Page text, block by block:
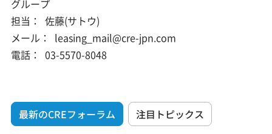
グループ
担当：
佐藤(サトウ)
メール：
leasing_mail@cre-jpn.com
電話：
03-5570-8048
最新のCREフォーラム 注目トピックス